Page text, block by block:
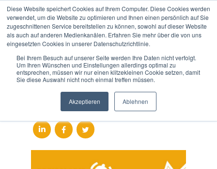
Diese Website speichert Cookies auf Ihrem Computer. Diese Cookies werden
verwendet, um die Website zu optimieren und Ihnen einen persönlich auf Sie
zugeschnittenen Service bereitstellen zu können, sowohl auf dieser Website
als auch auf anderen Medienkanälen. Erfahren Sie mehr über die von uns
eingesetzten Cookies in unserer Datenschutzrichtlinie.
Bei Ihrem Besuch auf unserer Seite werden Ihre Daten nicht verfolgt.
Um Ihren Wünschen und Einstellungen allerdings optimal zu
entsprechen, müssen wir nur einen klitzekleinen Cookie setzen, damit
Sie diese Auswahl nicht noch einmal treffen müssen.
Akzeptieren Ablehnen
An den Märkten herrscht
etwas mehr Zuversicht
Gefällt Ihnen dieser Artikel?
Teilen Sie den Blog ganz
einfach!